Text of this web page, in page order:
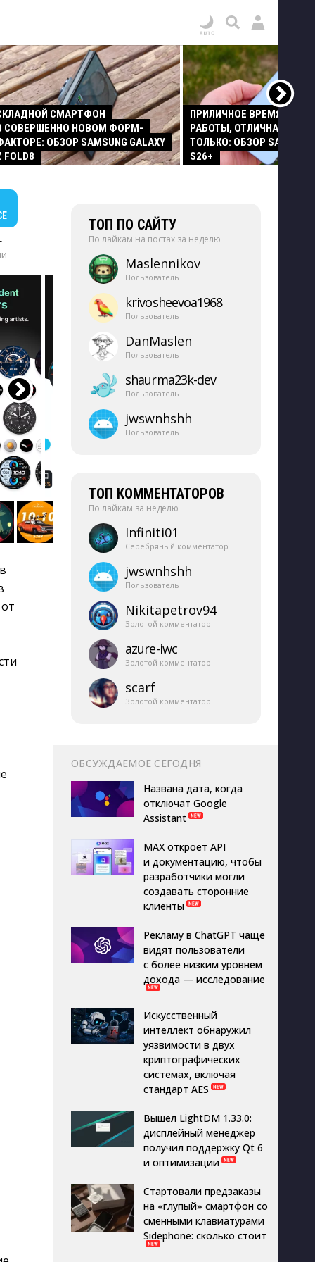
СМАРТФОН
СОВЕРШЕННО НОВОМ ФОРМ-
ОБЗОР SAMSUNG GALAXY
FOLD8
ПРИЛИЧНОЕ ВРЕМЯ
РАБОТЫ, ОТЛИЧНАЯ
ТОЛЬКО: ОБЗОР SAMSUNG
S26+
ТОП ПО САЙТУ
По лайкам на постах за неделю
Maslennikov
Пользователь
krivosheevoa1968
Пользователь
DanMaslen
Пользователь
shaurma23k-​dev
Пользователь
jwswnhshh
Пользователь
ТОП КОММЕНТАТОРОВ
По лайкам за неделю
Infiniti01
Серебряный комментатор
jwswnhshh
Пользователь
Nikitapetrov94
Золотой комментатор
azure-​iwc
Золотой комментатор
scarf
Золотой комментатор
ОБСУЖДАЕМОЕ СЕГОДНЯ
Названа дата, когда
отключат Google
Assistant
MAX откроет API
и документацию, чтобы
разработчики могли
создавать сторонние
клиенты
Рекламу в ChatGPT чаще
видят пользователи
с более низким уровнем
дохода — исследование
Искусственный
интеллект обнаружил
уязвимости в двух
криптографических
системах, включая
стандарт AES
Вышел LightDM 1.33.0:
дисплейный менеджер
получил поддержку Qt 6
и оптимизации
Стартовали предзаказы
на «глупый» смартфон со
сменными клавиатурами
Sidephone: сколько стоит